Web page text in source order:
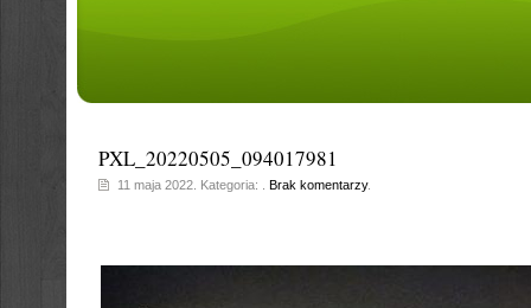
PXL_20220505_094017981
11 maja 2022. Kategoria: . Brak komentarzy.